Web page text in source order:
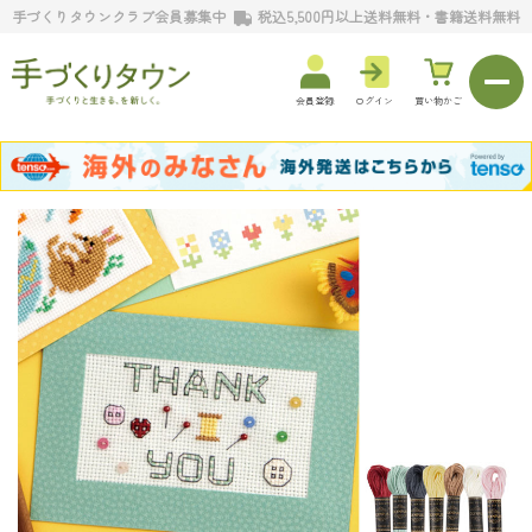
手づくりタウンクラブ会員募集中 税込5,500円以上送料無料・書籍送料無料
会員登録 ログイン 買い物かご